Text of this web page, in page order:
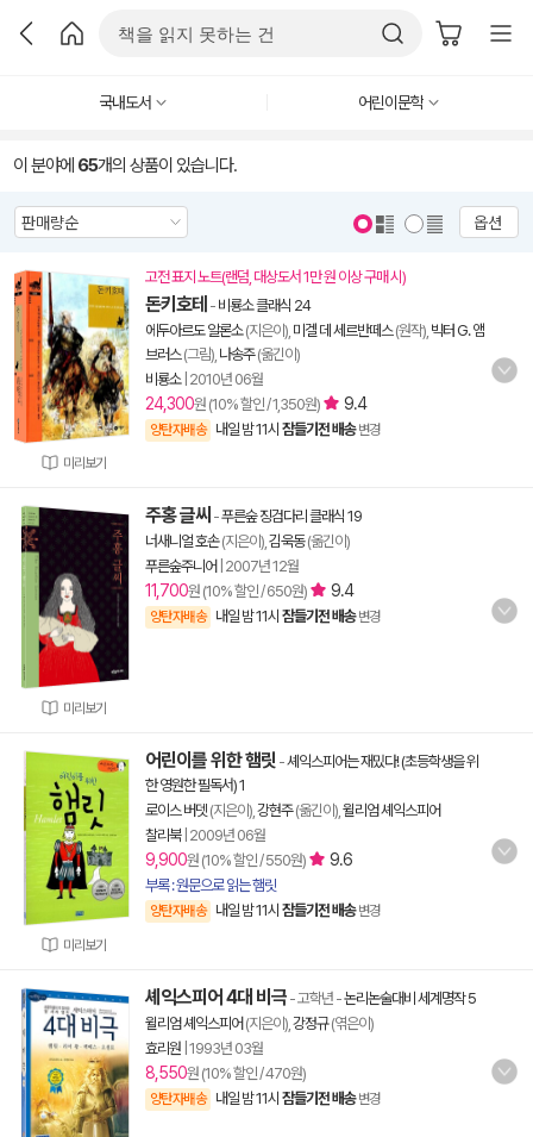
국내도서 어린이문학
이 분야에 65개의 상품이 있습니다.
옵션
미리보기
고전 표지 노트(랜덤, 대상도서 1만 원 이상 구매 시)
돈키호테 - 비룡소 클래식 24
에두아르도 알론소(지은이), 미겔 데 세르반떼스(원작), 빅터 G. 앰
브러스(그림), 나송주(옮긴이)
비룡소| 2010년 06월
24,300원 (10% 할인 / 1,350원) 9.4
양탄자배송 내일 밤 11시 잠들기전 배송 변경
미리보기
주홍 글씨 -푸른숲 징검다리 클래식 19
너새니얼 호손(지은이), 김욱동(옮긴이)
푸른숲주니어 2007년 12월
11,700원 (10% 할인 / 650원) 9.4
양탄자배송 내일 밤 11시 잠들기전 배송 변경
미리보기
어린이를 위한 햄릿 -셰익스피어는 재밌다! (초등학생을 위
한 영원한 필독서) 1
로이스 버뎃 (지은이), 강현주(옮긴이), 윌리엄 셰익스피어
찰리북| 2009년 06월
9,900원 (10% 할인 / 550원) 9.6
부록 : 원문으로 읽는 햄릿
양탄자배송 내일 밤 11시 잠들기전 배송 변경
셰익스피어 4대 비극 - 고학년 -논리논술대비 세계명작 5
윌리엄 셰익스피어 (지은이), 강정규(엮은이)
효리원 1993년 03월
8,550원 (10% 할인 / 470원)
양탄자배송 내일 밤 11시 잠들기전 배송 변경